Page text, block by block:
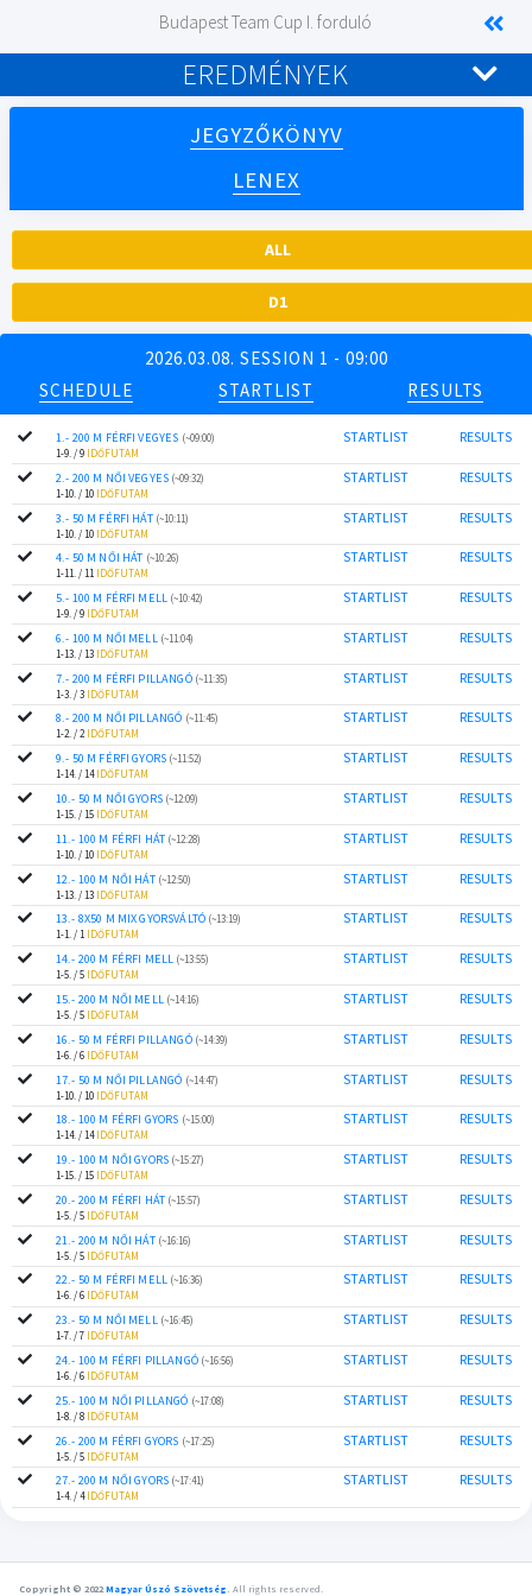
Budapest Team Cup I. forduló
EREDMÉNYEK
JEGYZŐKÖNYV
LENEX
ALL
D1
2026.03.08. SESSION 1 - 09:00
SCHEDULE
STARTLIST RESULTS
1.- 200 M FÉRFI VEGYES (~09:00)
1-9. / 9 IDŐFUTAM
STARTLIST RESULTS
2.- 200 M NŐI VEGYES (~09:32)
1-10. / 10 IDŐFUTAM
STARTLIST RESULTS
3.- 50 M FÉRFI HÁT (~10:11)
1-10. / 10 IDŐFUTAM
STARTLIST RESULTS
4.- 50 M NŐI HÁT (~10:26)
1-11. / 11 IDŐFUTAM
STARTLIST RESULTS
5.- 100 M FÉRFI MELL (~10:42)
1-9. / 9 IDŐFUTAM
STARTLIST RESULTS
6.- 100 M NŐI MELL (~11:04)
1-13. / 13 IDŐFUTAM
STARTLIST RESULTS
7.- 200 M FÉRFI PILLANGÓ (~11:35)
1-3. / 3 IDŐFUTAM
STARTLIST RESULTS
8.- 200 M NŐI PILLANGÓ (~11:45)
1-2. / 2 IDŐFUTAM
STARTLIST RESULTS
9.- 50 M FÉRFI GYORS (~11:52)
1-14. / 14IDŐFUTAM
STARTLIST RESULTS
10.- 50 M NŐI GYORS (~12:09)
1-15. / 15 IDŐFUTAM
STARTLIST RESULTS
11.- 100 M FÉRFI HÁT (~12:28)
1-10. / 10 IDŐFUTAM
STARTLIST RESULTS
12.- 100 M NŐI HÁT (~12:50)
1-13. / 13 IDŐFUTAM
STARTLIST RESULTS
13.- 8X50 M MIX GYORSVÁLTÓ (~13:19)
1-1. / 1
IDŐFUTAM
STARTLIST RESULTS
14.- 200 M FÉRFI MELL (~13:55)
1-5. / 5 IDŐFUTAM
STARTLIST RESULTS
15.- 200 M NŐI MELL (~14:16)
1-5. / 5 IDŐFUTAM
STARTLIST RESULTS
16.- 50 M FÉRFI PILLANGÓ (~14:39)
1-6. / 6 IDŐFUTAM
STARTLIST RESULTS
17.- 50 M NŐI PILLANGÓ (~14:47)
1-10. / 10 IDŐFUTAM
STARTLIST RESULTS
18.- 100 M FÉRFI GYORS (~15:00)
1-14. / 14IDŐFUTAM
STARTLIST RESULTS
19.- 100 M NŐI GYORS (~15:27)
1-15. / 15 IDŐFUTAM
STARTLIST RESULTS
20.- 200 M FÉRFI HÁT (~15:57)
1-5. / 5 IDŐFUTAM
STARTLIST RESULTS
21.- 200 M NŐI HÁT (~16:16)
1-5. / 5 IDŐFUTAM
STARTLIST RESULTS
22.- 50 M FÉRFI MELL (~16:36)
1-6. / 6
IDŐFUTAM
STARTLIST RESULTS
23.- 50 M NŐI MELL (~16:45)
1-7. / 7 IDŐFUTAM
STARTLIST RESULTS
24.- 100 M FÉRFI PILLANGÓ (~16:56)
1-6. / 6 IDŐFUTAM
STARTLIST RESULTS
25.- 100 M NŐI PILLANGÓ (~17:08)
1-8. / 8 IDŐFUTAM
STARTLIST RESULTS
26.- 200 M FÉRFI GYORS (~17:25)
1-5. / 5 IDŐFUTAM
STARTLIST RESULTS
27.- 200 M NŐI GYORS (~17:41)
1-4. / 4IDŐFUTAM
STARTLIST RESULTS
Copyright © 2022Magyar Úszó Szövetség . All rights reserved.